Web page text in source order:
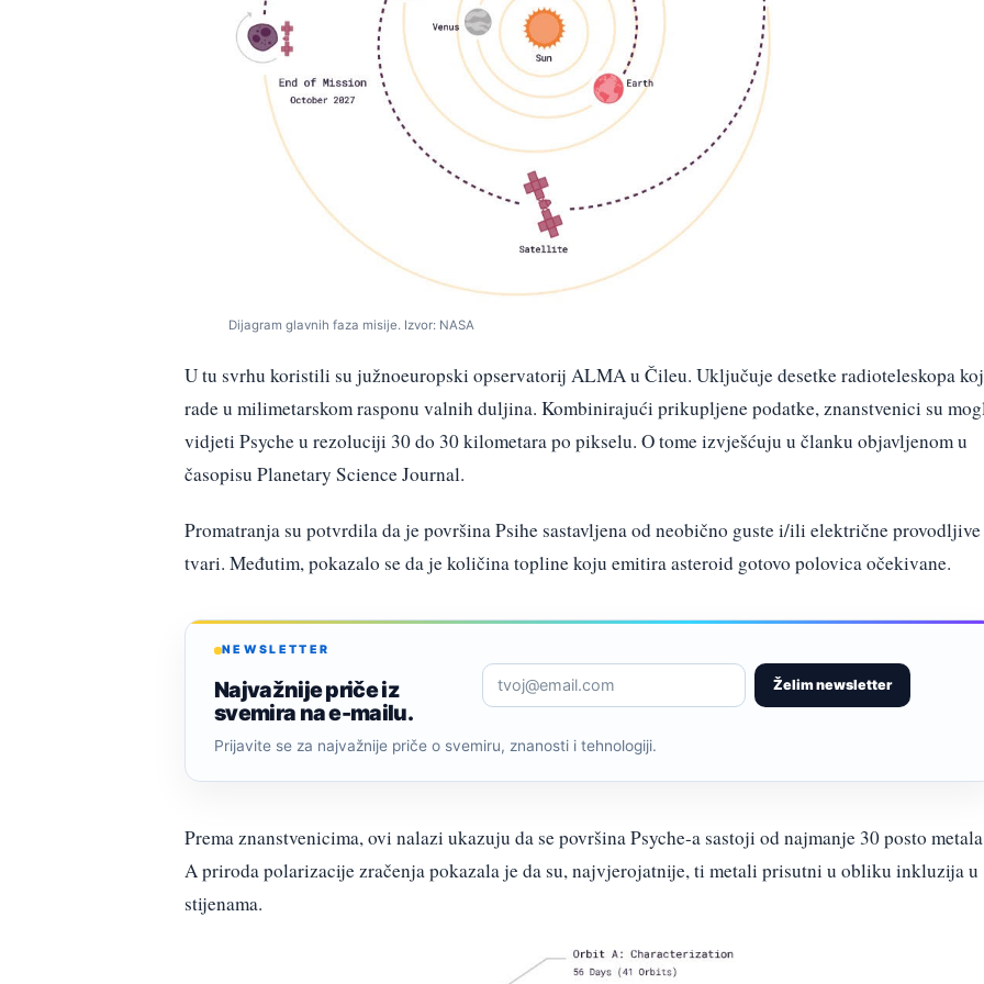
Dijagram glavnih faza misije. Izvor: NASA
U tu svrhu koristili su južnoeuropski opservatorij ALMA u Čileu. Uključuje desetke radioteleskopa
rade u milimetarskom rasponu valnih duljina. Kombinirajući prikupljene podatke, znanstvenici su
vidjeti Psyche u rezoluciji 30 do 30 kilometara po pikselu. O tome izvješćuju u članku objavljenom u
časopisu Planetary Science Journal.
Promatranja su potvrdila da je površina Psihe sastavljena od neobično guste i/ili električne provodljive
tvari. Međutim, pokazalo se da je količina topline koju emitira asteroid gotovo polovica očekivane.
NEWSLETTER
Najvažnije priče iz
svemira na e-mailu.
Želim newsletter
Prijavite se za najvažnije priče o svemiru, znanosti i tehnologiji.
Prema znanstvenicima, ovi nalazi ukazuju da se površina Psyche-a sastoji od najmanje 30 posto
A priroda polarizacije zračenja pokazala je da su, najvjerojatnije, ti metali prisutni u obliku inkluzija u
stijenama.